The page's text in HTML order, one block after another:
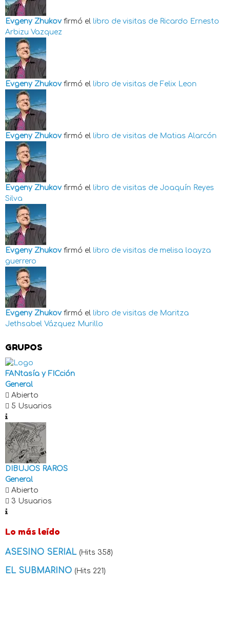
Evgeny Zhukov firmó el libro de visitas de Ricardo Ernesto
Arbizu Vazquez
Evgeny Zhukov firmó el libro de visitas de Felix Leon
Evgeny Zhukov firmó el libro de visitas de Matias Alarcón
Evgeny Zhukov firmó el libro de visitas de Joaquín Reyes
Silva
Evgeny Zhukov firmó el libro de visitas de melisa loayza
guerrero
Evgeny Zhukov firmó el libro de visitas de Maritza
Jethsabel Vázquez Murillo
GRUPOS
FANtasía y FICción
General
Abierto
5 Usuarios
DIBUJOS RAROS
General
Abierto
3 Usuarios
Lo más leído
ASESINO SERIAL (Hits 358)
EL SUBMARINO (Hits 221)